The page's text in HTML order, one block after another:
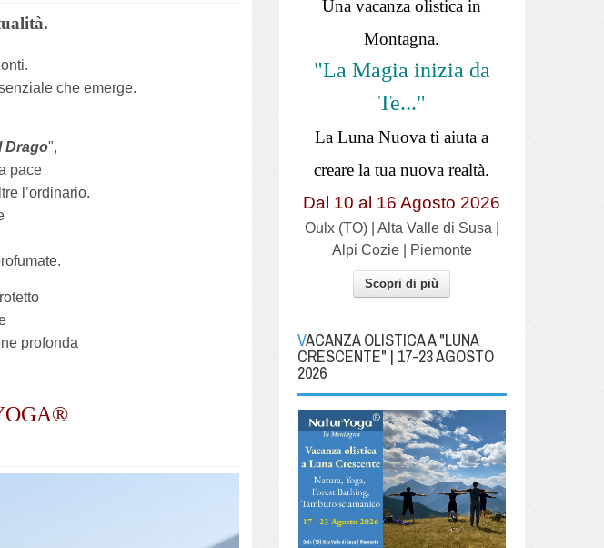
che emerge.
Drago",
pace
l’ordinario.
profonda
Una vacanza olistica in
Montagna.
"La Magia inizia da
Te..."
La Luna Nuova ti aiuta a
creare la tua nuova realtà.
Dal 10 al 16 Agosto 2026
Oulx (TO) | Alta Valle di Susa |
Alpi Cozie | Piemonte
Scopri di più
VACANZA OLISTICA A "LUNA
CRESCENTE" | 17-23 AGOSTO
2026